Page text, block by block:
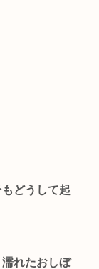
どうして起
れたおしぼ